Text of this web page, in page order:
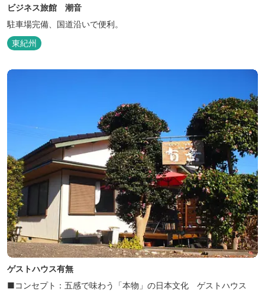
ビジネス旅館 潮音
駐車場完備、国道沿いで便利。
東紀州
ゲストハウス有無
■コンセプト：五感で味わう「本物」の日本文化 ゲストハウス